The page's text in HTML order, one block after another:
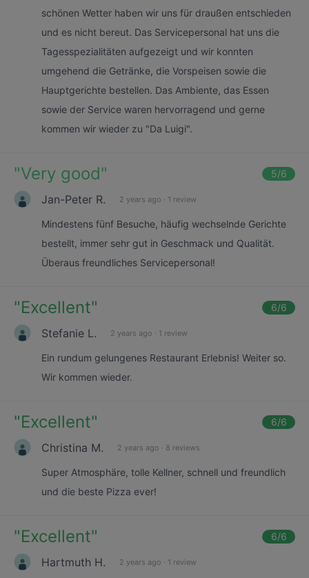
schönen Wetter haben wir uns für draußen entschieden
und es nicht bereut. Das Servicepersonal hat uns die
Tagesspezialitäten aufgezeigt und wir konnten
umgehend die Getränke, die Vorspeisen sowie die
Hauptgerichte bestellen. Das Ambiente, das Essen
sowie der Service waren hervorragend und gerne
kommen wir wieder zu "Da Luigi".
"Very good" 5/6
Jan-Peter R. 2 years ago · 1 review
Mindestens fünf Besuche, häufig wechselnde Gerichte
bestellt, immer sehr gut in Geschmack und Qualität.
Überaus freundliches Servicepersonal!
"Excellent" 6/6
Stefanie L. 2 years ago · 1 review
Ein rundum gelungenes Restaurant Erlebnis! Weiter so.
Wir kommen wieder.
"Excellent" 6/6
Christina M. 2 years ago · 8 reviews
Super Atmosphäre, tolle Kellner, schnell und freundlich
und die beste Pizza ever!
"Excellent" 6/6
Hartmuth H. 2 years ago · 1 review